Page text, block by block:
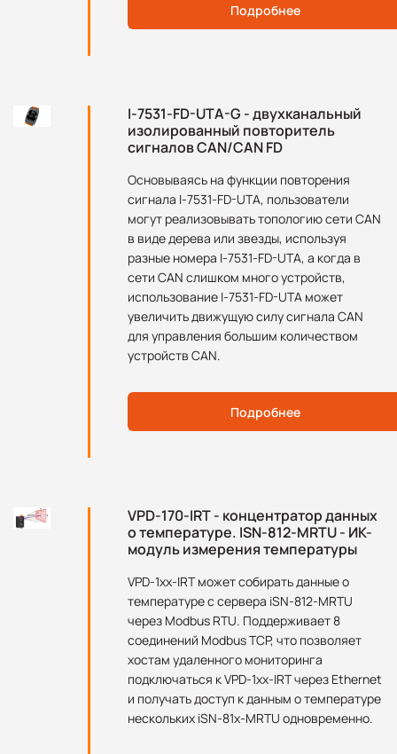
Подробнее
I-7531-FD-UTA-G - двухканальный
изолированный повторитель
сигналов CAN/CAN FD
Основываясь на функции повторения
сигнала I-7531-FD-UTA, пользователи
могут реализовывать топологию сети CAN
в виде дерева или звезды, используя
разные номера I-7531-FD-UTA, а когда в
сети CAN слишком много устройств,
использование I-7531-FD-UTA может
увеличить движущую силу сигнала CAN
для управления большим количеством
устройств CAN.
Подробнее
VPD-170-IRT - концентратор данных
о температуре. ISN-812-MRTU - ИК-
модуль измерения температуры
VPD-1xx-IRT может собирать данные о
температуре с сервера iSN-812-MRTU
через Modbus RTU. Поддерживает 8
соединений Modbus TCP, что позволяет
хостам удаленного мониторинга
подключаться к VPD-1xx-IRT через Ethernet
и получать доступ к данным о температуре
нескольких iSN-81x-MRTU одновременно.